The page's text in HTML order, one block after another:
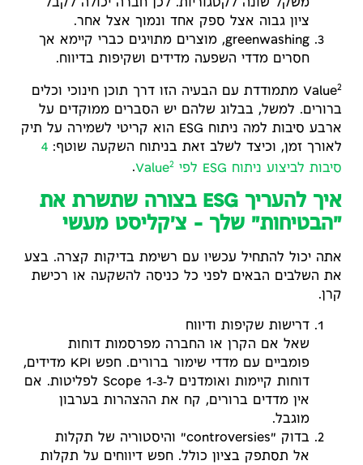
משקל שונה לקטגוריות. לכן חברה יכולה לקבל
ציון גבוה אצל ספק אחד ונמוך אצל אחר.
greenwashing, מוצרים מתויגים כברי קיימא אך
חסרים מדדי השפעה מדידים ושקיפות בדיווח.
Value2
מתמודדת עם הבעיה הזו דרך תוכן חינוכי וכלים
ברורים. למשל, בבלוג שלהם יש הסברים ממוקדים על
ארבע סיבות למה ניתוח ESG הוא קריטי לשמירה על תיק
לאורך זמן, וכיצד לשלב זאת בניתוח השקעה שוטף: 4
סיבות לביצוע ניתוח ESG לפי Value
2
.
איך להעריך ESG בצורה שתשרת את
"הבטיחות" שלך – צ'קליסט מעשי
אתה יכול להתחיל עכשיו עם רשימת בדיקות קצרה. בצע
את השלבים הבאים לפני כל כניסה להשקעה או רכישת
קרן.
דרישות שקיפות ודיווח
שאל אם הקרן או החברה מפרסמות דוחות
פומביים עם מדדי שימור ברורים. חפש KPI מדידים,
דוחות קיימות ואומדנים ל‑Scope 1‑3 לפליטות. אם
אין מדדים ברורים, קח את ההצהרות בערבון
מוגבל.
בדוק "controversies" והיסטוריה של תקלות
אל תסתפק בציון כולל. חפש דיווחים על תקלות